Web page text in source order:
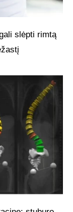
slėpti rimtą